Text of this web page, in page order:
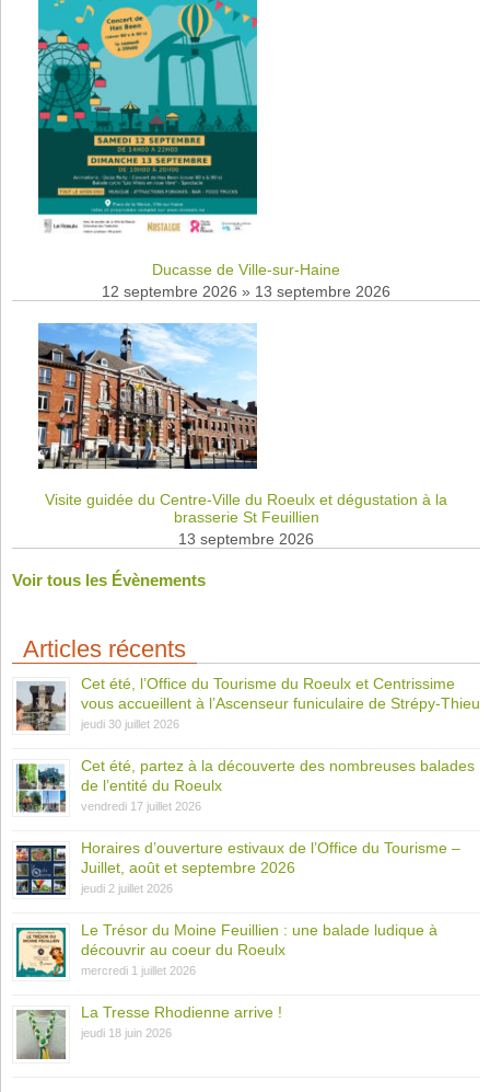
Ducasse de Ville-sur-Haine
12 septembre 2026 » 13 septembre 2026
Visite guidée du Centre-Ville du Roeulx et dégustation à la
brasserie St Feuillien
13 septembre 2026
Voir tous les Évènements
Articles récents
Cet été, l’Office du Tourisme du Roeulx et Centrissime
vous accueillent à l’Ascenseur funiculaire de Strépy-Thieu
jeudi 30 juillet 2026
Cet été, partez à la découverte des nombreuses balades
de l’entité du Roeulx
vendredi 17 juillet 2026
Horaires d’ouverture estivaux de l’Office du Tourisme –
Juillet, août et septembre 2026
jeudi 2 juillet 2026
Le Trésor du Moine Feuillien : une balade ludique à
découvrir au coeur du Roeulx
mercredi 1 juillet 2026
La Tresse Rhodienne arrive !
jeudi 18 juin 2026